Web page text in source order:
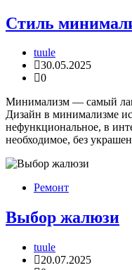
Стиль
tuule
30.05.2025
0
Минимализм — самый
Дизайн в минимализме
нефункциональное, в
необходимое, без
Ремонт
Выбор жалюзи
tuule
20.07.2025